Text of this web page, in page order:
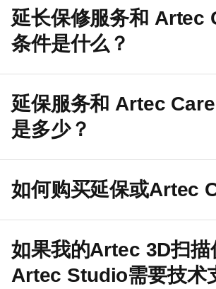
延长保修服务和 Artec
条件是什么？
延保服务和 Artec
是多少？
如何购买延保或Artec
如果我的Artec 3D扫描
Artec Studio需要技术